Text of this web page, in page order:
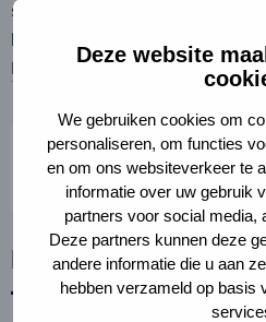
Deze website
We gebruiken cookies om
personaliseren, om functies
en om ons websiteverkeer te
informatie over uw gebruik
partners voor social media,
Deze partners kunnen deze
andere informatie die u aan
hebben verzameld op basis
steeds belangrijker om ook
kijken als een cruciale knop om
Lees meer
Financiële impact
transitierisico's
meer
Financiële
impact
transitierisico's